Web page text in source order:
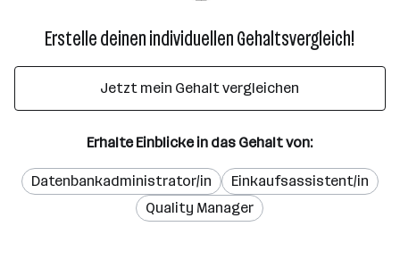
Erstelle deinen individuellen Gehaltsvergleich!
Jetzt mein Gehalt vergleichen
Erhalte Einblicke in das Gehalt von:
Datenbankadministrator/in
Einkaufsassistent/in
Quality Manager